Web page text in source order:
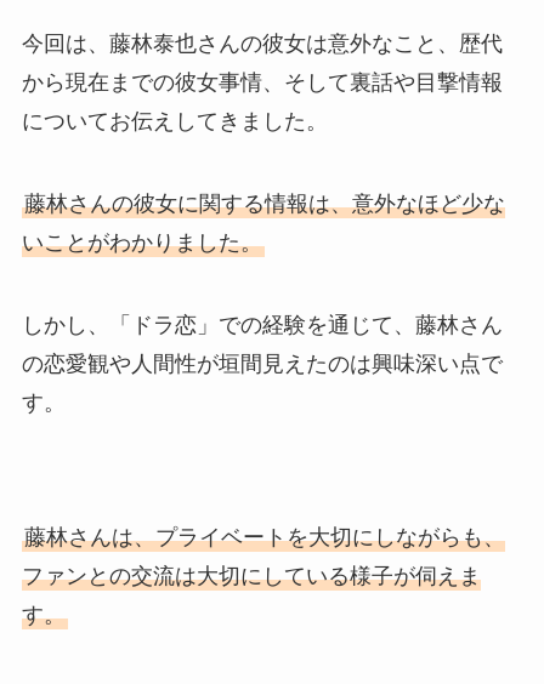
今回は、藤林泰也さんの彼女は意外なこと、歴代
から現在までの彼女事情、そして裏話や目撃情報
についてお伝えしてきました。
藤林さんの彼女に関する情報は、意外なほど少な
いことがわかりました。
しかし、「ドラ恋」での経験を通じて、藤林さん
の恋愛観や人間性が垣間見えたのは興味深い点で
す。
藤林さんは、プライベートを大切にしながらも、
ファンとの交流は大切にしている様子が伺えま
す。